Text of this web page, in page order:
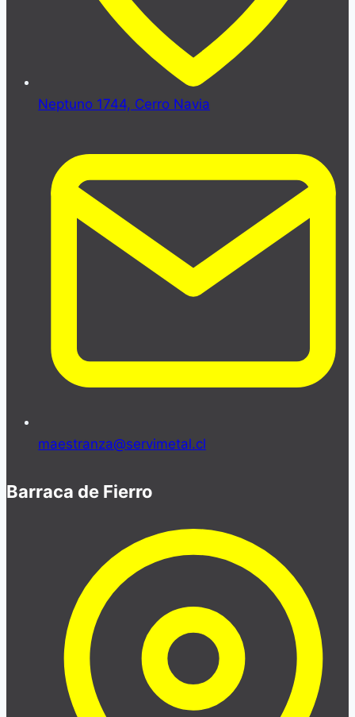
Neptuno 1744, Cerro Navia
maestranza@servimetal.cl
Barraca de Fierro